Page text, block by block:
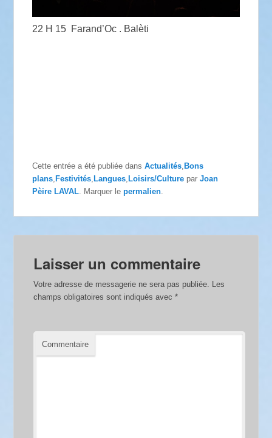
22 H 15 Farand’Oc . Balèti
Cette entrée a été publiée dansActualités ,Bons
plans ,Festivités ,Langues ,Loisirs/Culture parJoan
Pèire LAVAL . Marquer lepermalien
Laisser un commentaire
Votre adresse de messagerie ne sera pas publiée. Les
champs obligatoires sont indiqués avec*
Commentaire